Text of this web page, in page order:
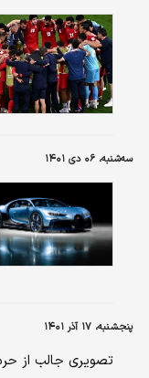
سه‌شنبه، ۰۶ دی ۱۴۰۱
پنجشنبه، ۱۷ آذر ۱۴۰۱
تصویری جالب از